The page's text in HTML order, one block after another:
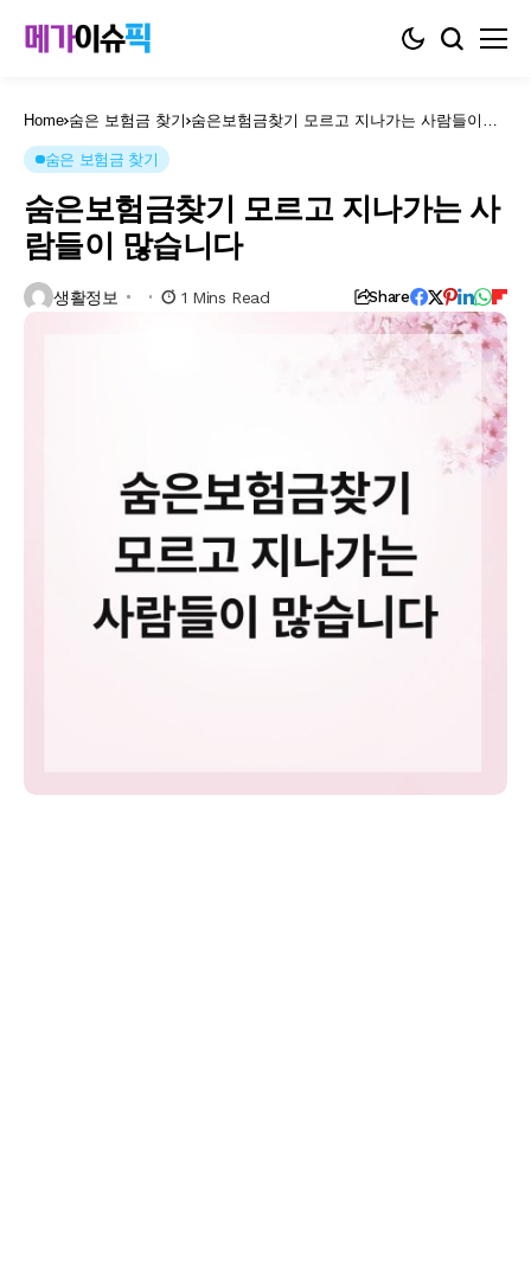
Home 숨은 보험금 찾기 숨은보험금찾기 모르고 지나가는 사람들이
숨은 보험금 찾기
숨은보험금찾기 모르고 지나가는 사
람들이 많습니다
생활정보 1 Mins Read Share